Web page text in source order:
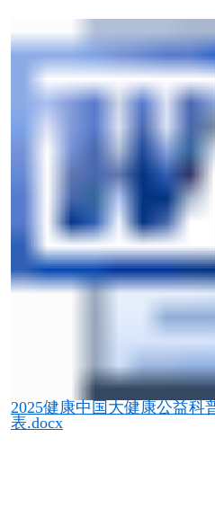
2025健康中国大健康公益科
表.docx